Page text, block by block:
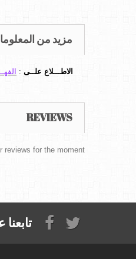
مزيد من
الاطـــلاع علــى :
REVIEWS
reviews for the moment.